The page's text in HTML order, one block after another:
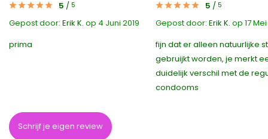
5 / 5
Gepost door: Erik K. op 4 Juni 2019
prima
5 / 5
Gepost door: Erik K. op 17
fijn dat er alleen natuurlijke
gebruijkt worden, je merkt
duidelijk verschil met de
condooms
Schrijf je eigen review